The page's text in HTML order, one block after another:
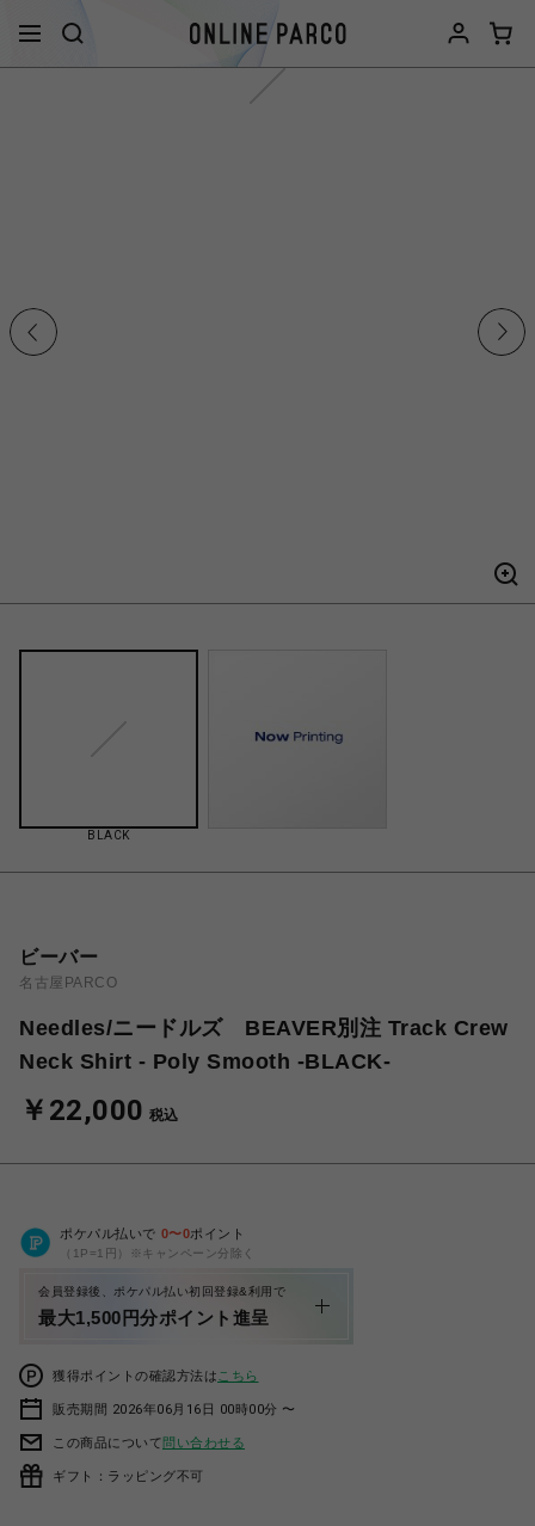
BLACK
ビーバー
名古屋PARCO
Needles/ニードルズ BEAVER別注 Track Crew
Neck Shirt - Poly Smooth -BLACK-
￥22,000 税込
ポケパル払いで 0〜0ポイント
（1P=1円）※キャンペーン分除く
会員登録後、ポケパル払い初回登録&利用で
最大1,500円分ポイント進呈
獲得ポイントの確認方法は こちら
販売期間 2026年06月16日 00時00分 〜
この商品について問い合わせる
ギフト：ラッピング不可